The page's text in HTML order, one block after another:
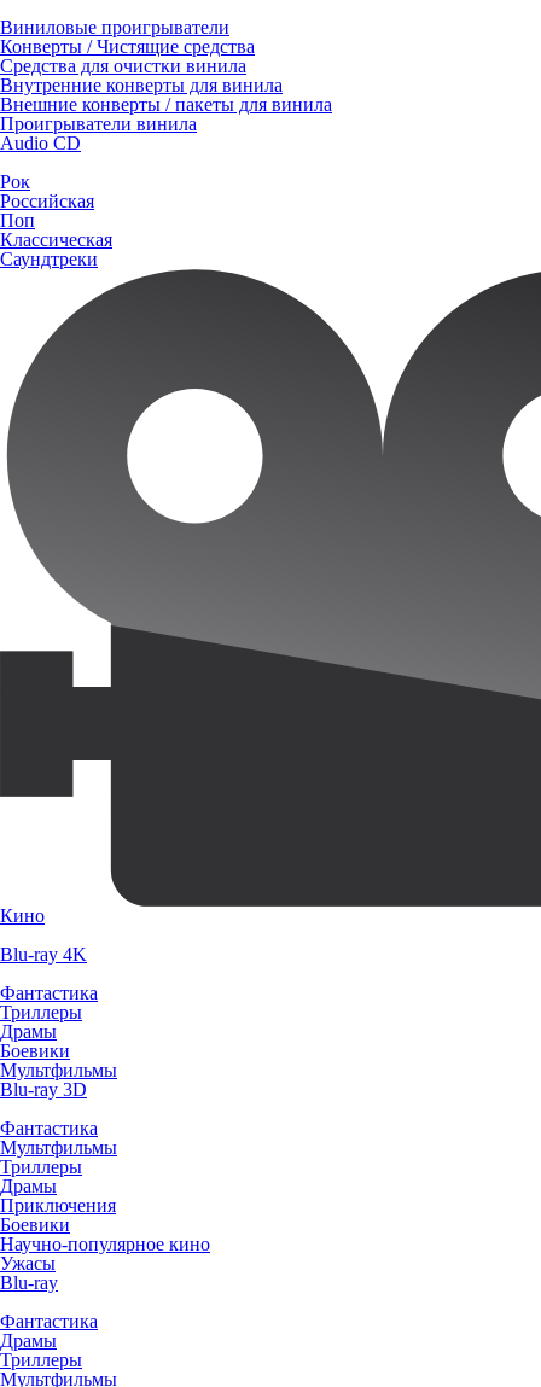
Виниловые проигрыватели
Конверты / Чистящие средства
Средства для очистки винила
Внутренние конверты для винила
Внешние конверты / пакеты для винила
Проигрыватели винила
Audio CD
Рок
Российская
Поп
Классическая
Саундтреки
Кино
Blu-ray 4K
Фантастика
Триллеры
Драмы
Боевики
Мультфильмы
Blu-ray 3D
Фантастика
Мультфильмы
Триллеры
Драмы
Приключения
Боевики
Научно-популярное кино
Ужасы
Blu-ray
Фантастика
Драмы
Триллеры
Мультфильмы